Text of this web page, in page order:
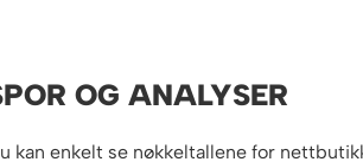
OG ANALYSER
kan enkelt se nøkkeltallene for